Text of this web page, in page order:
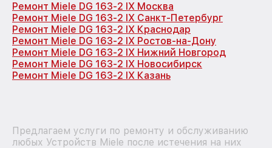
Ремонт Miele DG 163-2 IX Москва
Ремонт Miele DG 163-2 IX Санкт-Петербург
Ремонт Miele DG 163-2 IX Краснодар
Ремонт Miele DG 163-2 IX Ростов-на-Дону
Ремонт Miele DG 163-2 IX Нижний Новгород
Ремонт Miele DG 163-2 IX Новосибирск
Ремонт Miele DG 163-2 IX Казань
Предлагаем услуги по ремонту и обслуживанию
любых Устройств Miele после истечения на них